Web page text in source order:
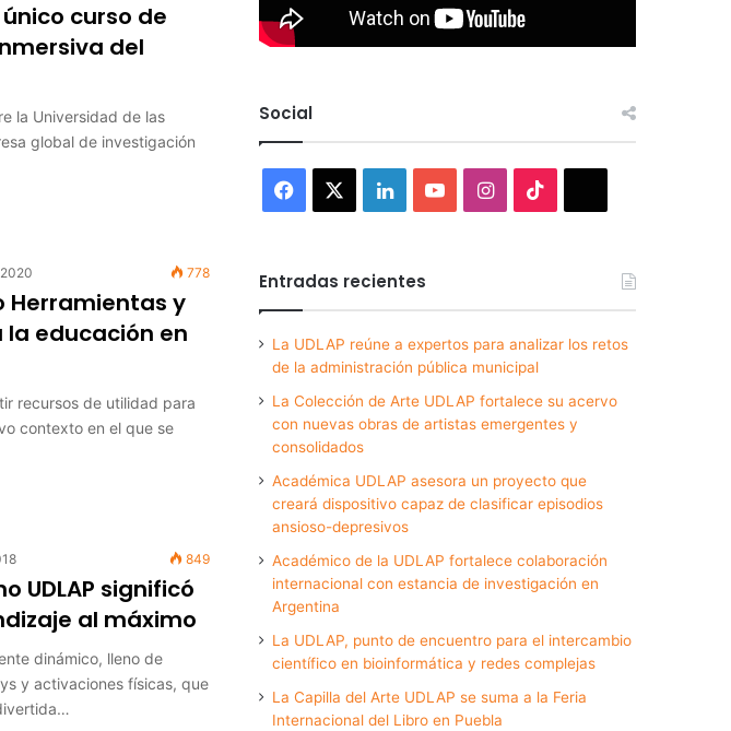
único curso de
del
la Universidad de las
global de investigación
778
Herramientas y
educación en
recursos de utilidad para
contexto en el que se
849
UDLAP significó
al máximo
dinámico, lleno de
y activaciones físicas, que
Social
Facebook LinkedInYouTubeInstagram
Entradas recientes
La UDLAP reúne a expertos para analizar los retos
de la administración pública municipal
La Colección de Arte UDLAP fortalece su acervo
con nuevas obras de artistas emergentes y
consolidados
Académica UDLAP asesora un proyecto que
creará dispositivo capaz de clasificar episodios
ansioso-depresivos
Académico de la UDLAP fortalece colaboración
internacional con estancia de investigación en
Argentina
La UDLAP, punto de encuentro para el intercambio
científico en bioinformática y redes complejas
La Capilla del Arte UDLAP se suma a la Feria
Internacional del Libro en Puebla